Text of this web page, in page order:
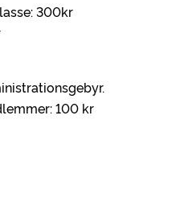
300kr
100 kr